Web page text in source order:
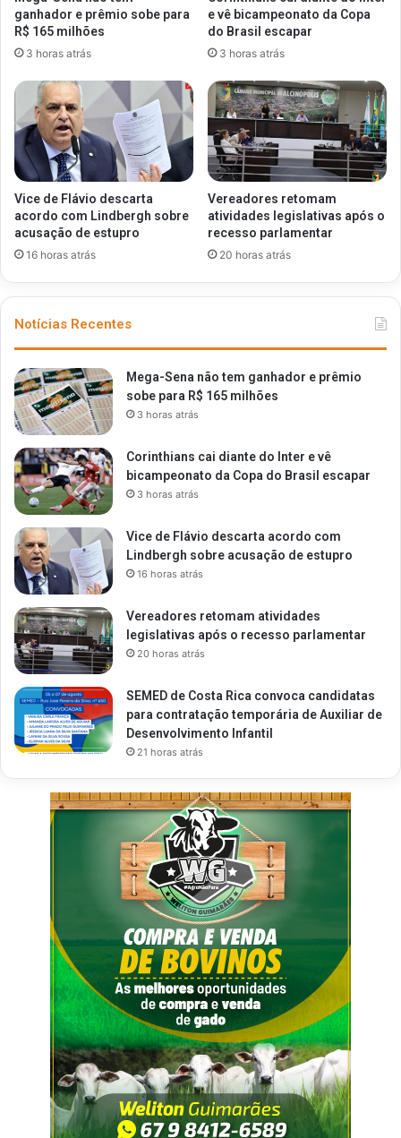
ganhador e prêmio sobe para
R$ 165 milhões
3 horas atrás
e vê bicampeonato da Copa
do Brasil escapar
3 horas atrás
Vice de Flávio descarta
acordo com Lindbergh sobre
acusação de estupro
16 horas atrás
Vereadores retomam
atividades legislativas após o
recesso parlamentar
20 horas atrás
Notícias Recentes
Mega-Sena não tem ganhador e prêmio
sobe para R$ 165 milhões
3 horas atrás
Corinthians cai diante do Inter e vê
bicampeonato da Copa do Brasil escapar
3 horas atrás
Vice de Flávio descarta acordo com
Lindbergh sobre acusação de estupro
16 horas atrás
Vereadores retomam atividades
legislativas após o recesso parlamentar
20 horas atrás
SEMED de Costa Rica convoca candidatas
para contratação temporária de Auxiliar de
Desenvolvimento Infantil
21 horas atrás